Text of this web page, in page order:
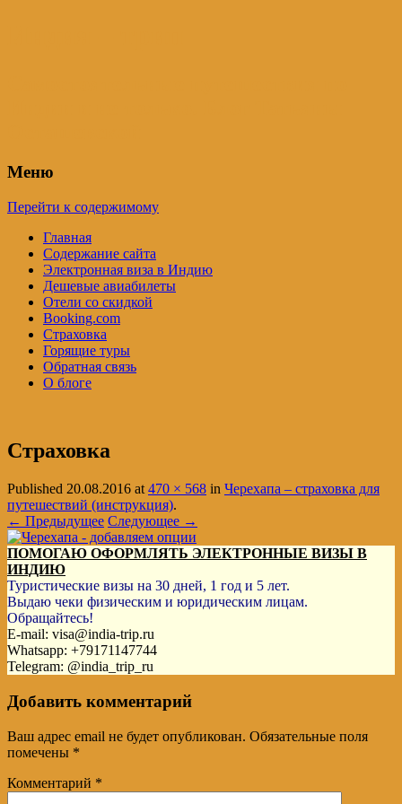
Меню
Перейти к содержимому
Главная
Содержание сайта
Электронная виза в Индию
Дешевые авиабилеты
Отели со скидкой
Booking.com
Страховка
Горящие туры
Обратная связь
О блоге
Страховка
Published 20.08.2016 at 470 × 568 in Черехапа – страховка для
путешествий (инструкция).
← Предыдущее Следующее →
ПОМОГАЮ ОФОРМЛЯТЬ ЭЛЕКТРОННЫЕ ВИЗЫ В
ИНДИЮ
Туристические визы на 30 дней, 1 год и 5 лет.
Выдаю чеки физическим и юридическим лицам.
Обращайтесь!
E-mail: visa@india-trip.ru
Whatsapp: +79171147744
Telegram: @india_trip_ru
Добавить комментарий
Ваш адрес email не будет опубликован. Обязательные поля
помечены *
Комментарий *